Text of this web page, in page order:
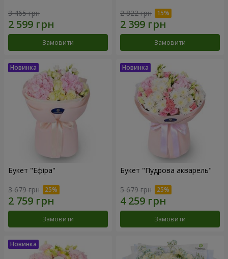
3 465 грн
Замовити
2 822 грн
Замовити
Букет "Ефіра"
3 679 грн
Замовити
Букет "Пудрова акварель"
5 679 грн
Замовити